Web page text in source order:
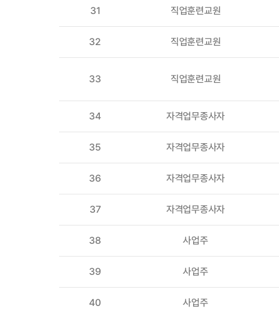
31 직업훈련교원
32 직업훈련교원
33 직업훈련교원
34 자격업무종사자
35 자격업무종사자
36 자격업무종사자
37 자격업무종사자
38 사업주
39 사업주
40 사업주